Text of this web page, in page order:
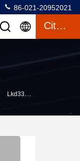
86-021-20952021
Citaat
Lkd3399pro Single Board Computer Met Camera Interface 5*ahd Input Tot 1920*1080@30fps Per Kanaal